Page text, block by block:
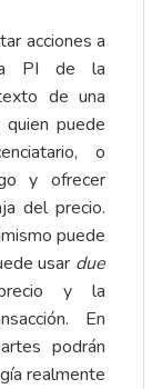
acciones a
PI de la
de una
quien puede
o
y ofrecer
del precio.
puede
usar due
y la
En
podrán
realmente